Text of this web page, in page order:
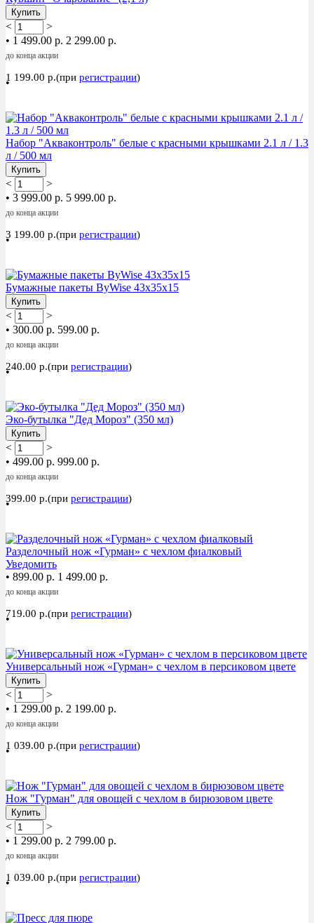
Купить
<
>
• 1 499.00 р. 2 299.00 р.
до конца акции
1 199.00 р.(при регистрации)
•
Набор "Акваконтроль" белые с красными крышками 2.1 л / 1.3
л / 500 мл
Купить
<
>
• 3 999.00 р. 5 999.00 р.
до конца акции
3 199.00 р.(при регистрации)
•
Бумажные пакеты ByWise 43х35х15
Купить
<
>
• 300.00 р. 599.00 р.
до конца акции
240.00 р.(при регистрации)
•
Эко-бутылка "Дед Мороз" (350 мл)
Купить
<
>
• 499.00 р. 999.00 р.
до конца акции
399.00 р.(при регистрации)
•
Разделочный нож «Гурман» с чехлом фиалковый
Уведомить
• 899.00 р. 1 499.00 р.
до конца акции
719.00 р.(при регистрации)
•
Универсальный нож «Гурман» с чехлом в персиковом цвете
Купить
<
>
• 1 299.00 р. 2 199.00 р.
до конца акции
1 039.00 р.(при регистрации)
•
Нож "Гурман" для овощей с чехлом в бирюзовом цвете
Купить
<
>
• 1 299.00 р. 2 799.00 р.
до конца акции
1 039.00 р.(при регистрации)
•